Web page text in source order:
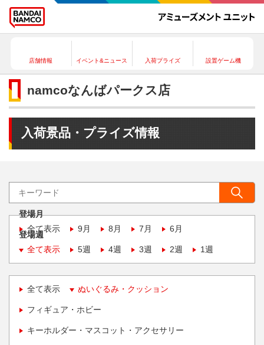
店舗情報 イベント&ニュース 入荷プライズ 設置ゲーム機
namcoなんばパークス店
入荷景品・プライズ情報
登場月
全て表示
9月 8月 7月 6月
登場週
全て表示
5週 4週 3週 2週 1週
全て表示 ぬいぐるみ・クッション
フィギュア・ホビー
キーホルダー・マスコット・アクセサリー